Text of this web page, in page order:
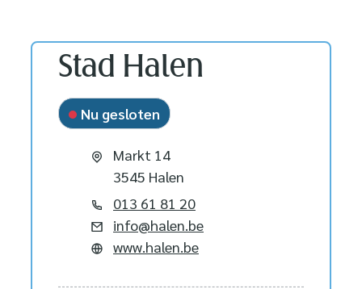
Contact
Stad Halen
Nu gesloten
Adres
Markt 14
,3545 Halen
013 61 81 20
E-mail
info@halen.be
Website www.halen.be